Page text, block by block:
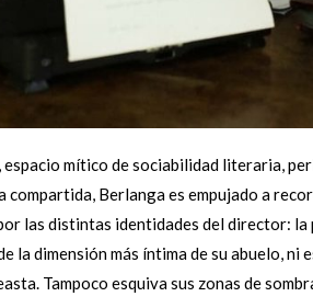
, espacio mítico de sociabilidad literaria,
Berlanga es empujado a
las distintas identidades del director:
la dimensión más íntima de su abuelo, ni
Tampoco esquiva sus zonas de